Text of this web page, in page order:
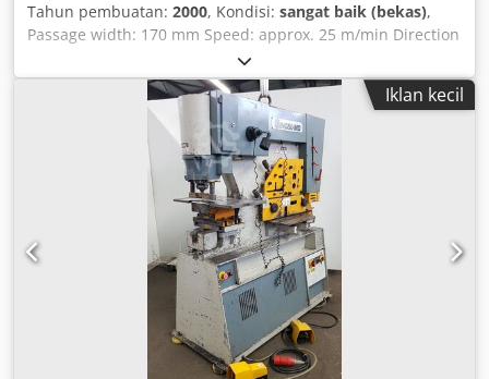
Tahun pembuatan: 2000, Kondisi: sangat baik (bekas),
Passage width: 170 mm Speed: approx. 25 m/min Direction
of operation: optional Djdpfx Ajp E Eglenujck Working roller
diameter: 120 mm Bale length: 150 mm Support rollers:
support block/chain
Iklan kecil